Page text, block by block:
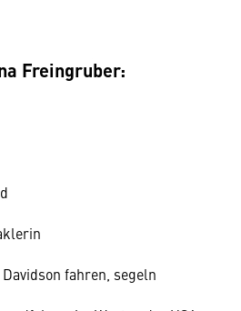
Freingruber:
fahren, segeln